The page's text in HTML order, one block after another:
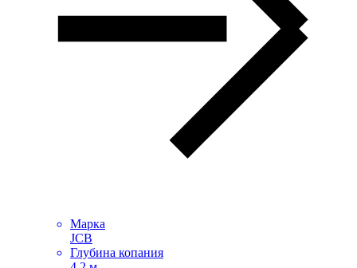
Марка
JCB
Глубина копания